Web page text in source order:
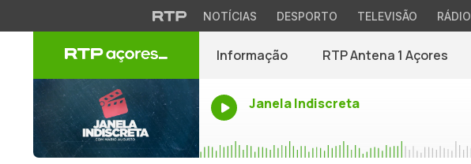
NOTÍCIAS DESPORTO TELEVISÃO RÁDIO
Informação RTP Antena 1 Açores
Janela Indiscreta